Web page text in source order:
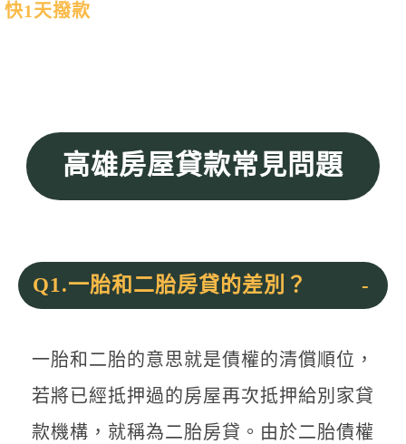
快1天撥款
高雄房屋貸款常見問題
Q1.一胎和二胎房貸的差別？
一胎和二胎的意思就是債權的清償順位，
若將已經抵押過的房屋再次抵押給別家貸
款機構，就稱為二胎房貸。由於二胎債權